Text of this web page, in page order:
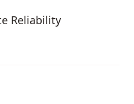
Reliability